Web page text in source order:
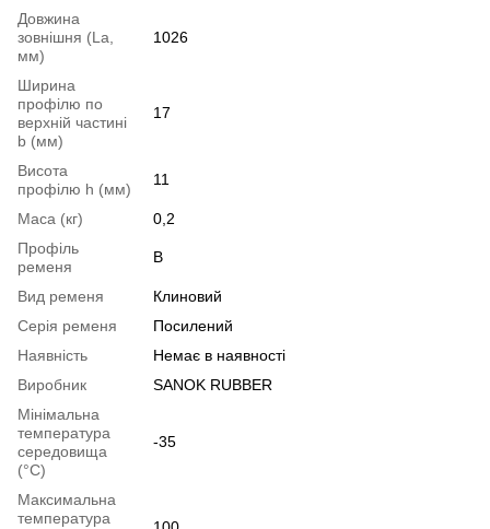
Довжина
зовнішня (La,
мм)
1026
Ширина
профілю по
верхній частині
b (мм)
17
Висота
профілю h (мм)
11
Маса (кг)
0,2
Профіль
ременя
B
Вид ременя
Клиновий
Серія ременя
Посилений
Наявність
Немає в наявності
Виробник
SANOK RUBBER
Мінімальна
температура
середовища
(°C)
-35
Максимальна
температура